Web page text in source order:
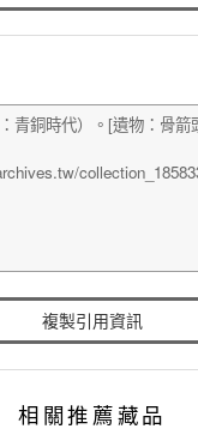
複製引用資訊
相關推薦藏品